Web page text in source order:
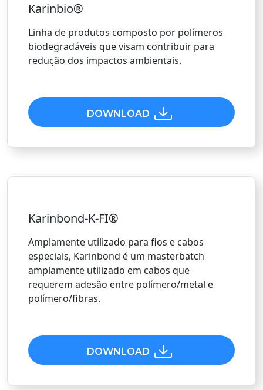
Karinbio®
Linha de produtos composto por polímeros
biodegradáveis que visam contribuir para
redução dos impactos ambientais.
DOWNLOAD
Karinbond-K-FI®
Amplamente utilizado para fios e cabos
especiais, Karinbond é um masterbatch
amplamente utilizado em cabos que
requerem adesão entre polímero/metal e
polímero/fibras.
DOWNLOAD